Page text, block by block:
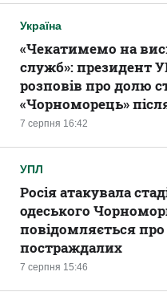
Україна
7 серпня 16:42
«Чекатимемо на
служб»: президент
розповів про долю
«Чорноморець»
УПЛ
7 серпня 15:46
Росія атакувала
одеського
повідомляється про
постраждалих